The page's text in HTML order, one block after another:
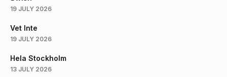
19 JULY 2026
Vet Inte
19 JULY 2026
Hela Stockholm
13 JULY 2026